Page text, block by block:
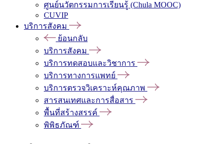
ศูนย์นวัตกรรมการเรียนรู้ (Chula MOOC)
CUVIP
บริการสังคม
ย้อนกลับ
บริการสังคม
บริการทดสอบและวิชาการ
บริการทางการแพทย์
บริการตรวจวิเคราะห์คุณภาพ
สารสนเทศและการสื่อสาร
พื้นที่สร้างสรรค์
พิพิธภัณฑ์